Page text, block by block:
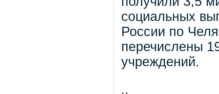
социальных
России по
перечислены
учреждений.